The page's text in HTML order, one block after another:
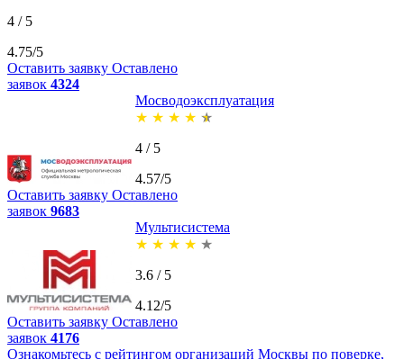
4 / 5
4.75/5
Оставить заявку Оставлено
заявок 4324
Мосводоэксплуатация
★ ★ ★ ★ ★
4 / 5
4.57/5
Оставить заявку Оставлено
заявок 9683
Мультисистема
★ ★ ★ ★ ★
3.6 / 5
4.12/5
Оставить заявку Оставлено
заявок 4176
Ознакомьтесь с рейтингом организаций Москвы по поверке,